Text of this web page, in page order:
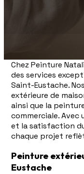
Chez Peinture
des services
Saint-Eustache.
extérieure de
ainsi que la
commerciale. Avec
et la satisfaction
chaque projet
Peinture
Eustache